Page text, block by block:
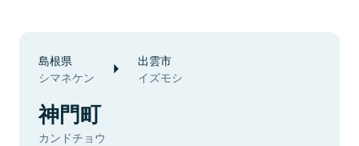
島根県
シマネケン
出雲市
イズモシ
神門町
カンドチョウ